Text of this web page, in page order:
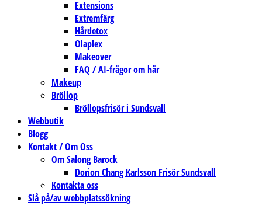
Extensions
Extremfärg
Hårdetox
Olaplex
Makeover
FAQ / AI-frågor om hår
Makeup
Bröllop
Bröllopsfrisör i Sundsvall
Webbutik
Blogg
Kontakt / Om Oss
Om Salong Barock
Dorion Chang Karlsson Frisör Sundsvall
Kontakta oss
Slå på/av webbplatssökning